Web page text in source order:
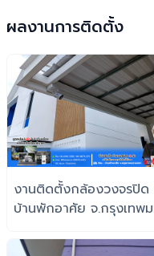
ผลงานการติดตั้ง
งานติดตั้งกล้องวงจรปิด
บ้านพักอาศัย จ.กรุงเทพ